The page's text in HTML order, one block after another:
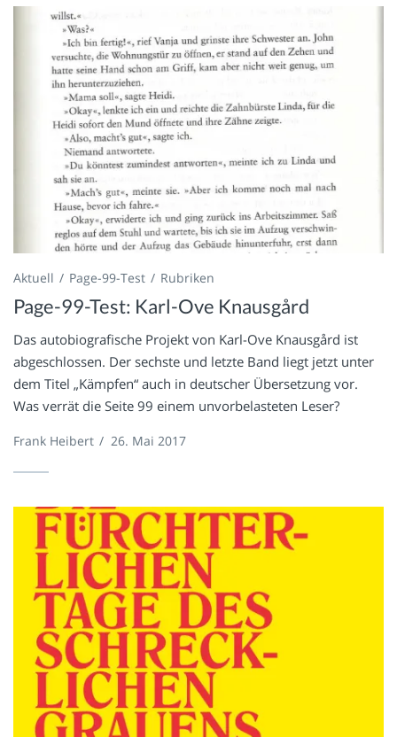
Aktuell Page-99-Test Rubriken
Page-99-Test: Karl-Ove Knausgård
Das autobiografische Projekt von Karl-Ove Knausgård ist
abgeschlossen. Der sechste und letzte Band liegt jetzt unter
dem Titel „Kämpfen“ auch in deutscher Übersetzung vor.
Was verrät die Seite 99 einem unvorbelasteten Leser?
Frank Heibert / 26. Mai 2017